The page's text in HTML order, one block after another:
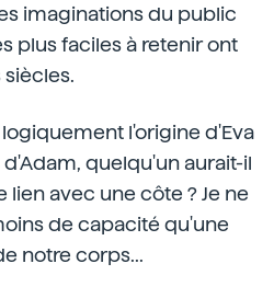
imaginations du public
plus faciles à retenir ont
l'origine d'Eva
quelqu'un aurait-il
lien avec une côte ? Je ne
de capacité qu'une
notre corps...